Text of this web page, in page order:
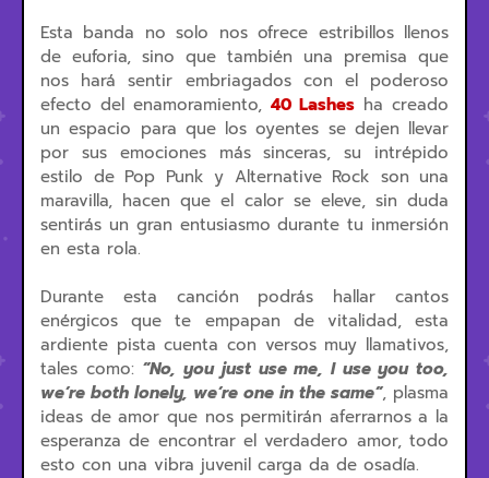
Esta banda no solo nos ofrece estribillos llenos
de euforia, sino que también una premisa que
nos hará sentir embriagados con el poderoso
efecto del enamoramiento, 40 Lashes ha creado
un espacio para que los oyentes se dejen llevar
por sus emociones más sinceras, su intrépido
estilo de Pop Punk y Alternative Rock son una
maravilla, hacen que el calor se eleve, sin duda
sentirás un gran entusiasmo durante tu inmersión
en esta rola.
Durante esta canción podrás hallar cantos
enérgicos que te empapan de vitalidad, esta
ardiente pista cuenta con versos muy llamativos,
tales como: ”No, you just use me, I use you too,
we’re both lonely, we’re one in the same”, plasma
ideas de amor que nos permitirán aferrarnos a la
esperanza de encontrar el verdadero amor, todo
esto con una vibra juvenil carga da de osadía.